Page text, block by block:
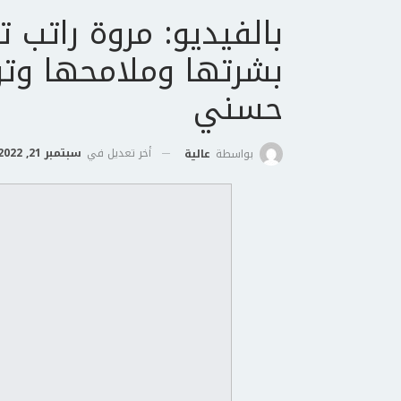
بالفيديو: مروة راتب
بشرتها وملامحها
حسني
بواسطة عالية أخر تعديل في سبتمبر 21, 2022